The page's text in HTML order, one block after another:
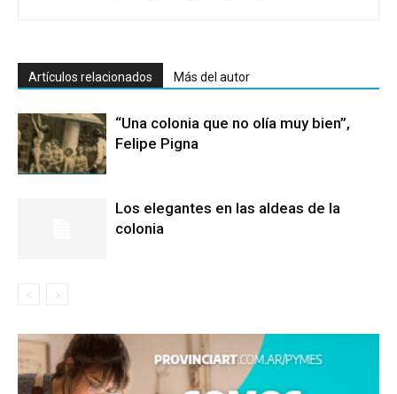
Artículos relacionados Más del autor
“Una colonia que no olía muy bien”,
Felipe Pigna
Los elegantes en las aldeas de la
colonia